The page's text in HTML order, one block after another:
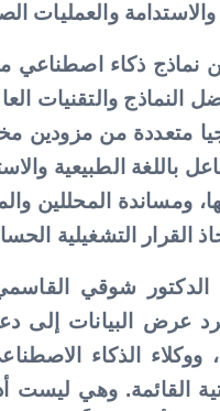
والاستدامة والعمليات
نماذج ذكاء اصطناعي
النماذج والتقنيات
متعددة من مزودين
باللغة الطبيعية
ومساندة
القرار التشغيلية
عرض البيانات إلى
ووكلاء الذكاء
القائمة. وهي ليست